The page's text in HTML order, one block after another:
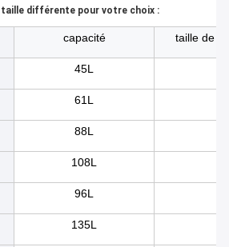
taille différente pour votre choix :
capacité taille de
45L
61L
88L
108L
96L
135L